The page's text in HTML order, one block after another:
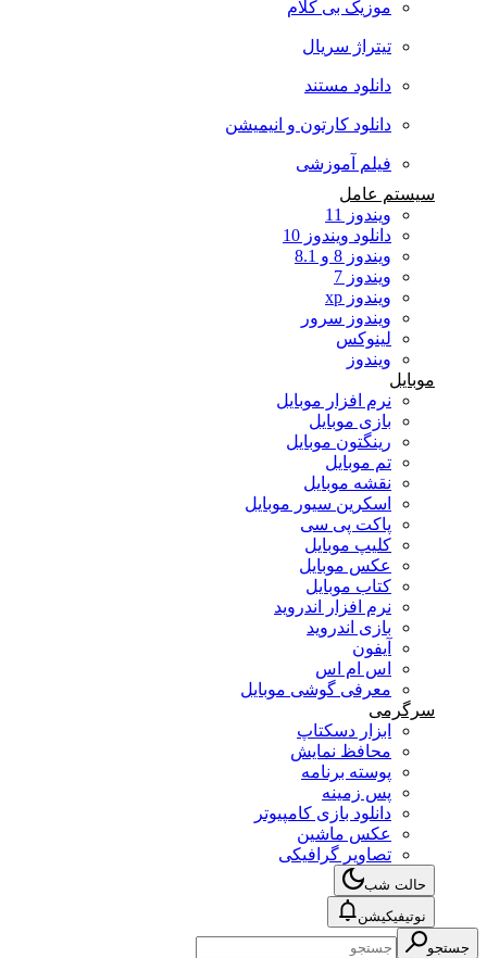
موزیک بی کلام
تیتراژ سریال
دانلود مستند
دانلود کارتون و انیمیشن
فیلم آموزشی
سیستم عامل
ویندوز 11
دانلود ویندوز 10
ویندوز 8 و 8.1
ویندوز 7
ویندوز xp
ویندوز سرور
لینوکس
ویندوز
موبایل
نرم افزار موبایل
بازی موبایل
رینگتون موبایل
تم موبایل
نقشه موبایل
اسکرین سیور موبایل
پاکت پی سی
کلیپ موبایل
عکس موبایل
کتاب موبایل
نرم افزار اندروید
بازی اندروید
آیفون
اس ام اس
معرفی گوشی موبایل
سرگرمی
ابزار دسکتاپ
محافظ نمایش
پوسته برنامه
پس زمینه
دانلود بازی کامپیوتر
عکس ماشین
تصاویر گرافیکی
حالت شب
نوتیفیکیشن
جستجو